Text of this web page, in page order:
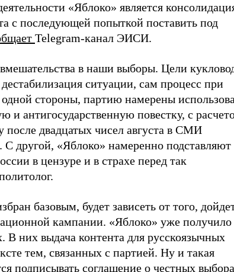
«Яблоко» является
с последующей попыткой поставить под
Telegram-канал ЭИСИ.
в наши выборы. Цели
ситуации, сам процесс при
стороны, партию намерены
антигосударственную повестку, с
двадцатых чисел августа в СМИ
С другой, «Яблоко» намеренно подставляют
в цензуре и в страхе перед так
базовым, будет зависеть от того,
кампании. «Яблоко» уже получило
В них выдача контента для русскоязычных
тем, связанных с партией. Ну и такая
подписывать соглашение о честных